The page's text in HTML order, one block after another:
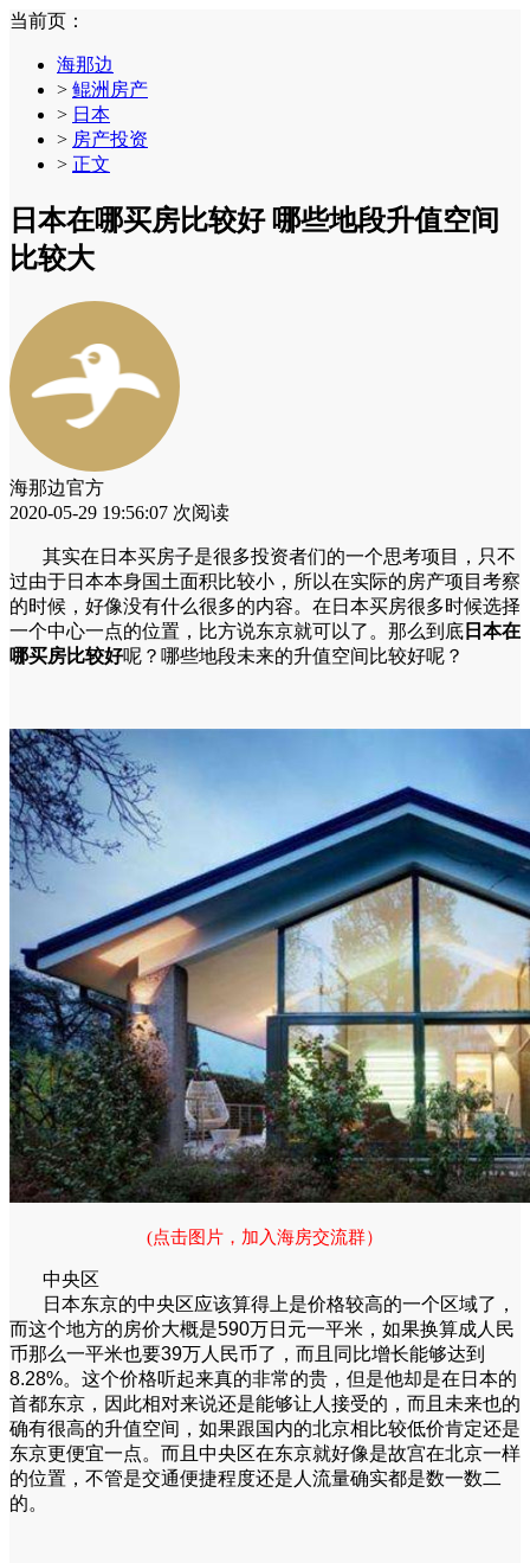
当前页：
海那边
> 鲲洲房产
> 日本
> 房产投资
> 正文
日本在哪买房比较好 哪些地段升值空间
比较大
海那边官方
2020-05-29 19:56:07 次阅读
其实在日本买房子是很多投资者们的一个思考项目，只不
过由于日本本身国土面积比较小，所以在实际的房产项目考察
的时候，好像没有什么很多的内容。在日本买房很多时候选择
一个中心一点的位置，比方说东京就可以了。那么到底 日本在
哪买房比较好呢？哪些地段未来的升值空间比较好呢？
(点击图片，加入海房交流群）
中央区
日本东京的中央区应该算得上是价格较高的一个区域了，
而这个地方的房价大概是590万日元一平米，如果换算成人民
币那么一平米也要39万人民币了，而且同比增长能够达到
8.28%。这个价格听起来真的非常的贵，但是他却是在日本的
首都东京，因此相对来说还是能够让人接受的，而且未来也的
确有很高的升值空间，如果跟国内的北京相比较低价肯定还是
东京更便宜一点。而且中央区在东京就好像是故宫在北京一样
的位置，不管是交通便捷程度还是人流量确实都是数一数二
的。